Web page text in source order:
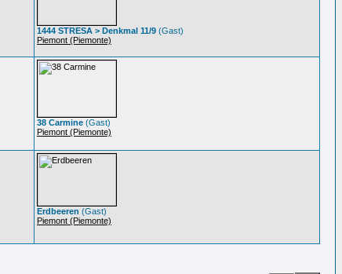
1444 STRESA > Denkmal 11/9 (Gast)
Piemont (Piemonte)
38 Carmine (Gast)
Piemont (Piemonte)
Erdbeeren (Gast)
Piemont (Piemonte)